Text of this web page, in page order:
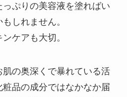
っぷりの美容液を塗ればい
しれません。
ケアも大切。
肌の奥深くで暴れている活
品の成分ではなかなか届